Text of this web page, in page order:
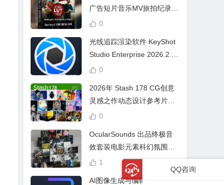
广告短片音乐MV旅拍纪录片
视频调色预设
0
光线追踪渲染软件 KeyShot
Studio Enterprise 2026.2.1
Win中文版
0
2026年 Stash 178 CG创意
灵感之作动态设计参考片广
告视频动画短片合集
0
OcularSounds 出品终极音
效套装电影元素科幻氛围冲
击无人机音效素材包 Full Ac
cess Bundle
1
AI图像生成与编辑软件 Drea
QQ咨询